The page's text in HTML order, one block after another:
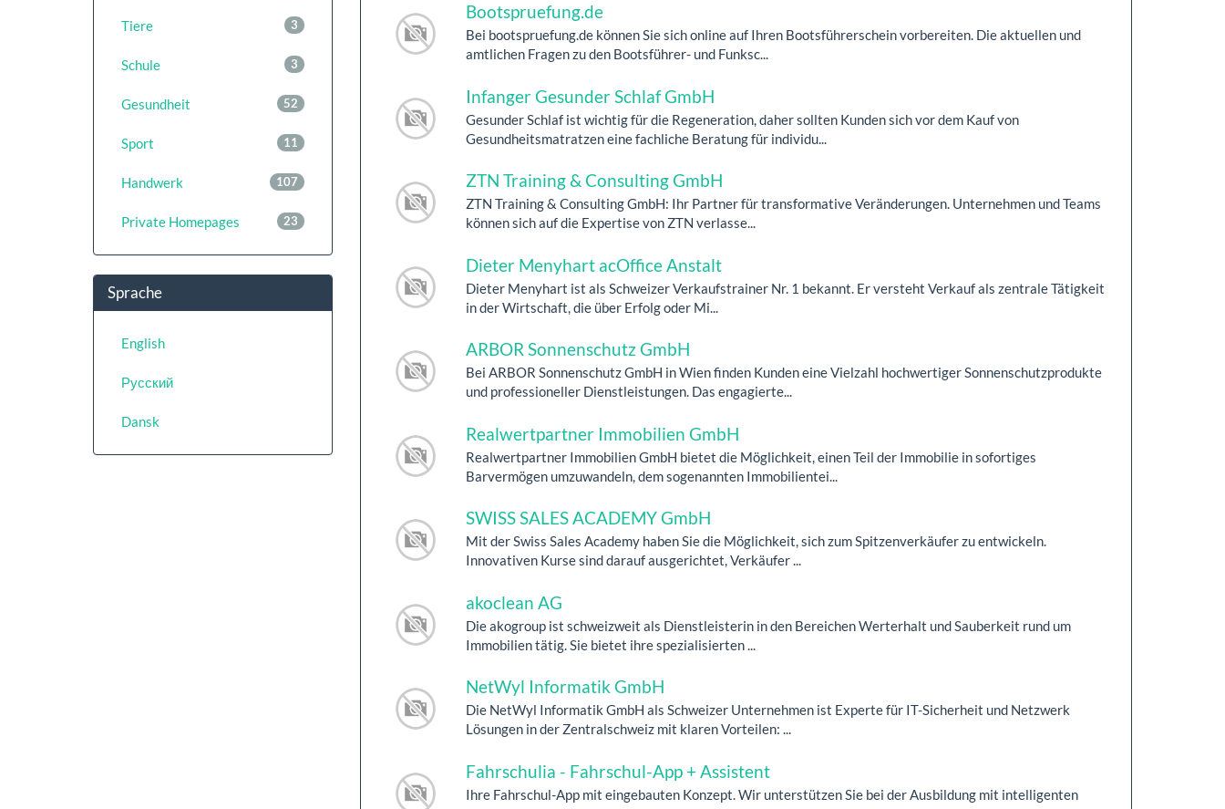
3
Tiere
3
Schule
52
Gesundheit
11
Sport
107
Handwerk
23
Private Homepages
Sprache
English
Русский
Dansk
Bootspruefung.de
Bei bootspruefung.de können Sie sich online auf Ihren Bootsführerschein vorbereiten. Die aktuellen und
amtlichen Fragen zu den Bootsführer- und Funksc...
Infanger Gesunder Schlaf GmbH
Gesunder Schlaf ist wichtig für die Regeneration, daher sollten Kunden sich vor dem Kauf von
Gesundheitsmatratzen eine fachliche Beratung für individu...
ZTN Training & Consulting GmbH
ZTN Training & Consulting GmbH: Ihr Partner für transformative Veränderungen. Unternehmen und Teams
können sich auf die Expertise von ZTN verlasse...
Dieter Menyhart acOffice Anstalt
Dieter Menyhart ist als Schweizer Verkaufstrainer Nr. 1 bekannt. Er versteht Verkauf als zentrale Tätigkeit
in der Wirtschaft, die über Erfolg oder Mi...
ARBOR Sonnenschutz GmbH
Bei ARBOR Sonnenschutz GmbH in Wien finden Kunden eine Vielzahl hochwertiger Sonnenschutzprodukte
und professioneller Dienstleistungen. Das engagierte...
Realwertpartner Immobilien GmbH
Realwertpartner Immobilien GmbH bietet die Möglichkeit, einen Teil der Immobilie in sofortiges
Barvermögen umzuwandeln, dem sogenannten Immobilientei...
SWISS SALES ACADEMY GmbH
Mit der Swiss Sales Academy haben Sie die Möglichkeit, sich zum Spitzenverkäufer zu entwickeln.
Innovativen Kurse sind darauf ausgerichtet, Verkäufer ...
akoclean AG
Die akogroup ist schweizweit als Dienstleisterin in den Bereichen Werterhalt und Sauberkeit rund um
Immobilien tätig. Sie bietet ihre spezialisierten ...
NetWyl Informatik GmbH
Die NetWyl Informatik GmbH als Schweizer Unternehmen ist Experte für IT-Sicherheit und Netzwerk
Lösungen in der Zentralschweiz mit klaren Vorteilen: ...
Fahrschulia - Fahrschul-App + Assistent
Ihre Fahrschul-App mit eingebauten Konzept. Wir unterstützen Sie bei der Ausbildung mit intelligenten